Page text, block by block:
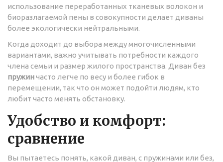
использование переработанных тканевых волокон и
биоразлагаемой пены в совокупности делает диваны
более экологически нейтральными.
Когда доходит до выбора между многочисленными
вариантами, важно учитывать потребности каждого
члена семьи и размер жилого пространства. Диван без
пружинчасто легче по весу и более гибок в
перемещении, так что он может подойти людям, кто
любит часто менять обстановку.
Удобство и комфорт:
сравнение
Вы пытаетесь понять, какой диван, с пружинами или без,